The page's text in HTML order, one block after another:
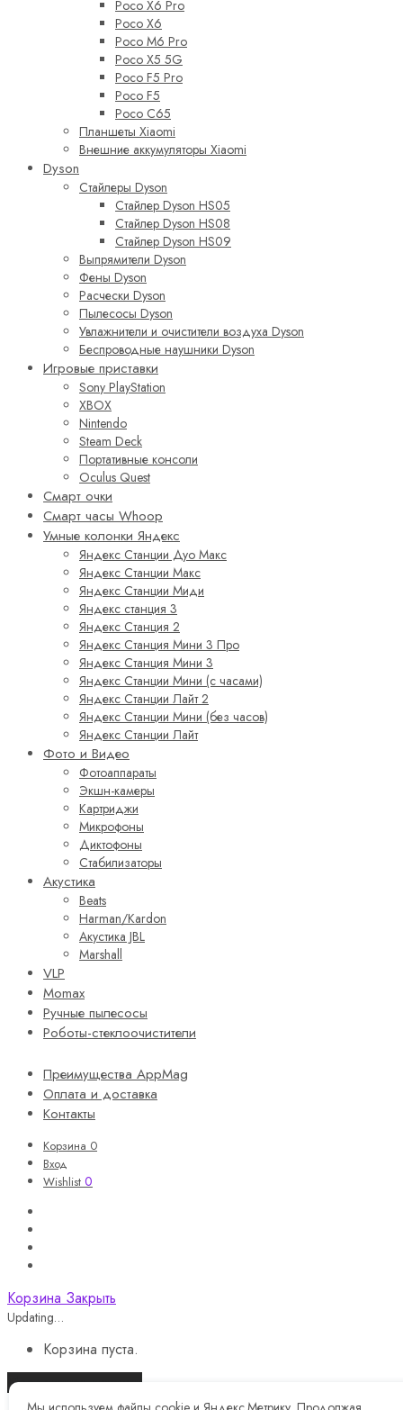
Poco X6 Pro
Poco X6
Poco M6 Pro
Poco X5 5G
Poco F5 Pro
Poco F5
Poco C65
Планшеты Xiaomi
Внешние аккумуляторы Xiaomi
Dyson
Стайлеры Dyson
Стайлер Dyson HS05
Стайлер Dyson HS08
Стайлер Dyson HS09
Выпрямители Dyson
Фены Dyson
Расчески Dyson
Пылесосы Dyson
Увлажнители и очистители воздуха Dyson
Беспроводные наушники Dyson
Игровые приставки
Sony PlayStation
XBOX
Nintendo
Steam Deck
Портативные консоли
Oculus Quest
Смарт очки
Смарт часы Whoop
Умные колонки Яндекс
Яндекс Станции Дуо Макс
Яндекс Станции Макс
Яндекс Станции Миди
Яндекс станция 3
Яндекс Станция 2
Яндекс Станция Мини 3 Про
Яндекс Станция Мини 3
Яндекс Станции Мини (с часами)
Яндекс Станции Лайт 2
Яндекс Станции Мини (без часов)
Яндекс Станции Лайт
Фото и Видео
Фотоаппараты
Экшн-камеры
Картриджи
Микрофоны
Диктофоны
Стабилизаторы
Акустика
Beats
Harman/Kardon
Акустика JBL
Marshall
VLP
Momax
Ручные пылесосы
Роботы-стеклоочистители
Преимущества AppMag
Оплата и доставка
Контакты
Корзина 0
Вход
Wishlist 0
Корзина Закрыть
Updating…
Корзина пуста.
Продолжить покупки